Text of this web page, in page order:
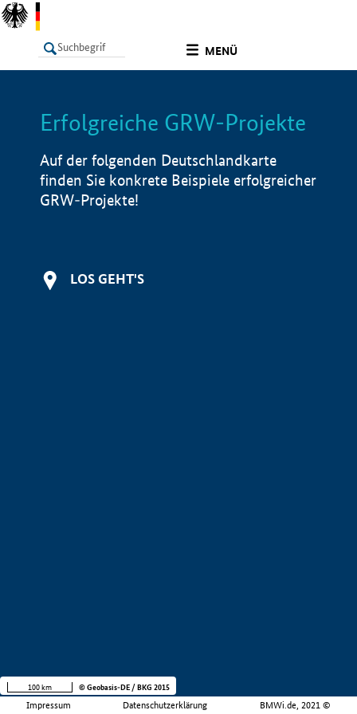
MENÜ
LISTE Info
Erfolgreiche GRW-Projekte
Auf der folgenden Deutschlandkarte
finden Sie konkrete Beispiele erfolgreicher
GRW-Projekte!
LOS GEHT'S
Impressum Datenschutzerklärung BMWi.de, 2021 ©
100 km © Geobasis-DE / BKG 2015